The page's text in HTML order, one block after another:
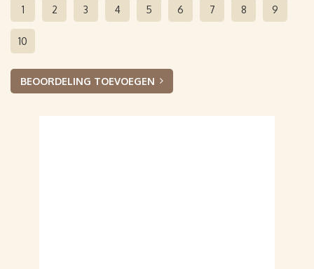
1 2 3 4 5 6 7 8 9
10
BEOORDELING TOEVOEGEN